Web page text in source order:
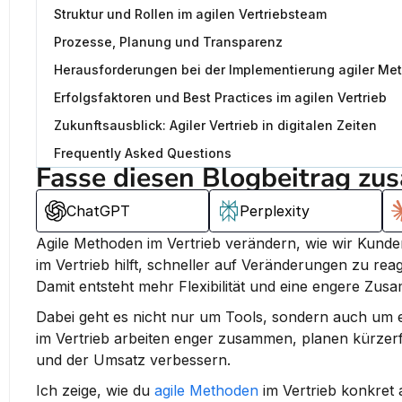
Struktur und Rollen im agilen Vertriebsteam
Prozesse, Planung und Transparenz
Herausforderungen bei der Implementierung agiler
Erfolgsfaktoren und Best Practices im agilen Vertrieb
Zukunftsausblick: Agiler Vertrieb in digitalen Zeiten
Frequently Asked Questions
Fasse diesen Blogbeitrag
ChatGPT
Perplexity
Agile Methoden im Vertrieb verändern, wie wir
im Vertrieb hilft, schneller auf Veränderungen zu
Damit entsteht mehr Flexibilität und eine engere
Dabei geht es nicht nur um Tools, sondern auch um
im Vertrieb arbeiten enger zusammen, planen
und der Umsatz verbessern.
Ich zeige, wie du agile Methoden im Vertrieb konkret